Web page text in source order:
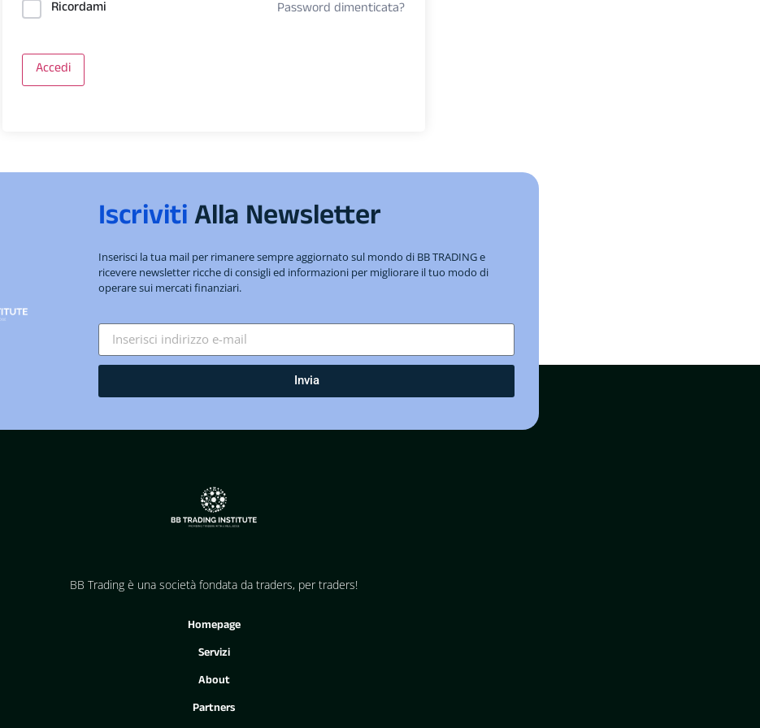
Ricordami Password dimenticata?
Accedi
IscrivitiAlla Newsletter
Inserisci la tua mail per rimanere sempre aggiornato sul mondo di BB TRADING e
ricevere newsletter ricche di consigli ed informazioni per migliorare il tuo modo di
operare sui mercati finanziari.
Invia
BB Trading è una società fondata da traders, per traders!
Homepage
Servizi
About
Partners